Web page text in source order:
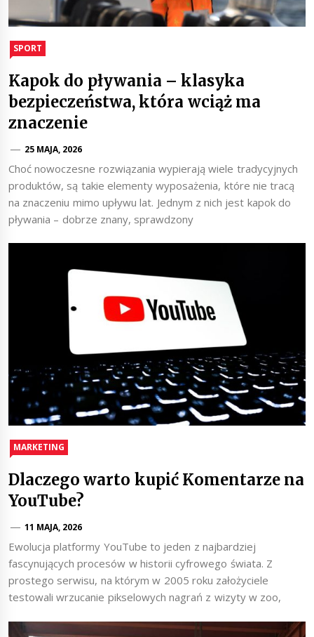
SPORT
Kapok do pływania – klasyka
bezpieczeństwa, która wciąż ma
znaczenie
25 MAJA, 2026
Choć nowoczesne rozwiązania wypierają wiele tradycyjnych
produktów, są takie elementy wyposażenia, które nie tracą
na znaczeniu mimo upływu lat. Jednym z nich jest kapok do
pływania – dobrze znany, sprawdzony
MARKETING
Dlaczego warto kupić Komentarze na
YouTube?
11 MAJA, 2026
Ewolucja platformy YouTube to jeden z najbardziej
fascynujących procesów w historii cyfrowego świata. Z
prostego serwisu, na którym w 2005 roku założyciele
testowali wrzucanie pikselowych nagrań z wizyty w zoo,